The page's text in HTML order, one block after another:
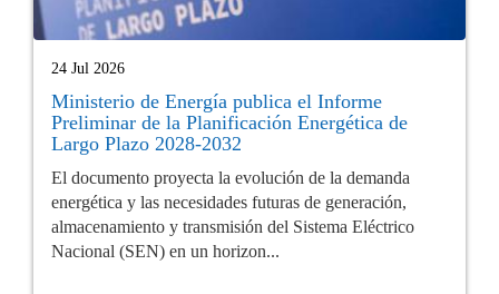
24 Jul 2026
Ministerio de Energía publica el Informe
Preliminar de la Planificación Energética de
Largo Plazo 2028-2032
El documento proyecta la evolución de la demanda
energética y las necesidades futuras de generación,
almacenamiento y transmisión del Sistema Eléctrico
Nacional (SEN) en un horizon...